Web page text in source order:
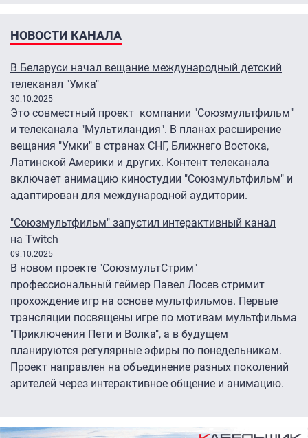
НОВОСТИ КАНАЛА
В Беларуси начал вещание международный детский
телеканал "Умка"
30.10.2025
Это совместный проект компании "Союзмультфильм"
и телеканала "Мультиландия". В планах расширение
вещания "Умки" в странах СНГ, Ближнего Востока,
Латинской Америки и других. Контент телеканала
включает анимацию киностудии "Союзмультфильм" и
адаптирован для международной аудитории.
"Союзмультфильм" запустил интерактивный канал
на Twitch
09.10.2025
В новом проекте "СоюзмультСтрим"
профессиональный геймер Павел Лосев стримит
прохождение игр на основе мультфильмов. Первые
трансляции посвящены игре по мотивам мультфильма
"Приключения Пети и Волка", а в будущем
планируются регулярные эфиры по понедельникам.
Проект направлен на объединение разных поколений
зрителей через интерактивное общение и анимацию.